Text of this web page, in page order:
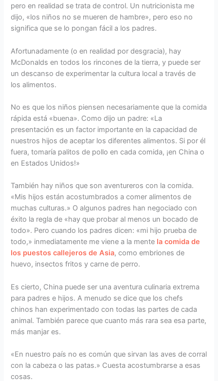
pero en realidad se trata de control. Un nutricionista me
dijo, «los niños no se mueren de hambre», pero eso no
significa que se lo pongan fácil a los padres.
Afortunadamente (o en realidad por desgracia), hay
McDonalds en todos los rincones de la tierra, y puede ser
un descanso de experimentar la cultura local a través de
los alimentos.
No es que los niños piensen necesariamente que la comida
rápida está «buena». Como dijo un padre: «La
presentación es un factor importante en la capacidad de
nuestros hijos de aceptar los diferentes alimentos. Si por él
fuera, tomaría palitos de pollo en cada comida, ¡en China o
en Estados Unidos!»
También hay niños que son aventureros con la comida.
«Mis hijos están acostumbrados a comer alimentos de
muchas culturas.» O algunos padres han negociado con
éxito la regla de «hay que probar al menos un bocado de
todo». Pero cuando los padres dicen: «mi hijo prueba de
todo,» inmediatamente me viene a la mente la comida de
los puestos callejeros de Asia, como embriones de
huevo, insectos fritos y carne de perro.
Es cierto, China puede ser una aventura culinaria extrema
para padres e hijos. A menudo se dice que los chefs
chinos han experimentado con todas las partes de cada
animal. También parece que cuanto más rara sea esa parte,
más manjar es.
«En nuestro país no es común que sirvan las aves de corral
con la cabeza o las patas.» Cuesta acostumbrarse a esas
cosas.